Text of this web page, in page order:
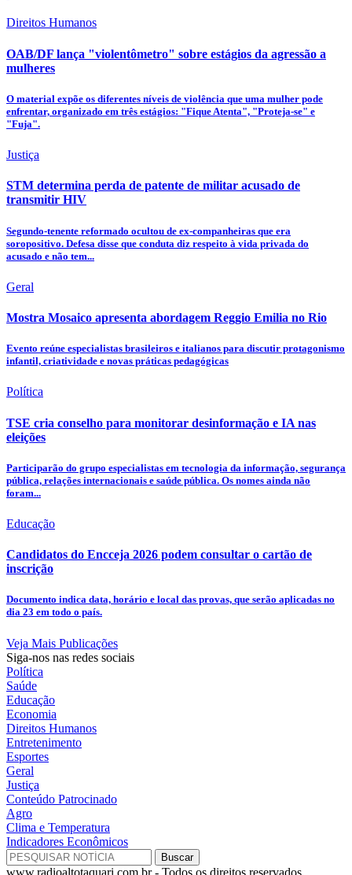
Direitos Humanos
OAB/DF lança "violentômetro" sobre estágios da agressão a
mulheres
O material expõe os diferentes níveis de violência que uma mulher pode
enfrentar, organizado em três estágios: "Fique Atenta", "Proteja-se" e
"Fuja".
Justiça
STM determina perda de patente de militar acusado de
transmitir HIV
Segundo-tenente reformado ocultou de ex-companheiras que era
soropositivo. Defesa disse que conduta diz respeito à vida privada do
acusado e não tem...
Geral
Mostra Mosaico apresenta abordagem Reggio Emilia no Rio
Evento reúne especialistas brasileiros e italianos para discutir protagonismo
infantil, criatividade e novas práticas pedagógicas
Política
TSE cria conselho para monitorar desinformação e IA nas
eleições
Participarão do grupo especialistas em tecnologia da informação, segurança
pública, relações internacionais e saúde pública. Os nomes ainda não
foram...
Educação
Candidatos do Encceja 2026 podem consultar o cartão de
inscrição
Documento indica data, horário e local das provas, que serão aplicadas no
dia 23 em todo o país.
Veja Mais Publicações
Siga-nos nas redes sociais
Política
Saúde
Educação
Economia
Direitos Humanos
Entretenimento
Esportes
Geral
Justiça
Conteúdo Patrocinado
Agro
Clima e Temperatura
Indicadores Econômicos
www.radioaltotaquari.com.br - Todos os direitos reservados